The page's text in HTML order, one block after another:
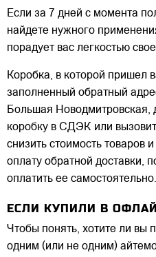
Если за 7 дней с момента
найдете нужного
порадует вас легкостью
Коробка, в которой пришел
заполненный обратный
Большая Новодмитровская,
коробку в СДЭК или
снизить стоимость товаров
оплату обратной доставки,
оплатить ее самостоятельно.
ЕСЛИ КУПИЛИ В
Чтобы понять, хотите ли вы
одним (или не одним)